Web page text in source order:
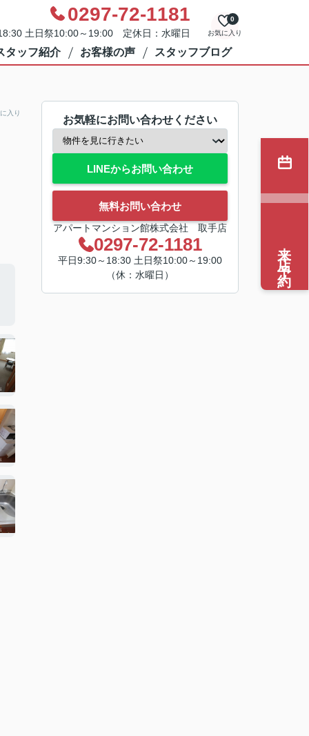
0297-72-1181
土日祭10:00～19:00 定休日：水曜日 お気に入り
0
タッフ紹介 お客様の声 スタッフブログ
入り
お気軽にお問い合わせください
LINEからお問い合わせ
無料お問い合わせ
アパートマンション館株式会社 取手店
0297-72-1181
平日9:30～18:30 土日祭10:00～19:00
（休：水曜日）
来店予約